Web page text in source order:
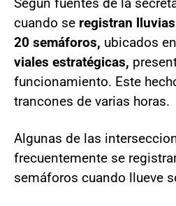
cuando se registran lluvias
20 semáforos, ubicados en
viales estratégicas,
funcionamiento. Este
trancones de varias horas.
Algunas de las
frecuentemente se
semáforos cuando llueve